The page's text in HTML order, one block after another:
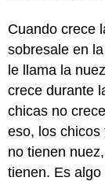
Cuando crece
sobresale en
le llama la
crece durante
chicas no
eso, los
no tienen
tienen. Es